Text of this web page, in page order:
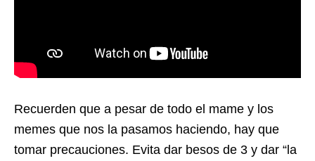
Recuerden que a pesar de todo el mame y los
memes que nos la pasamos haciendo, hay que
tomar precauciones. Evita dar besos de 3 y dar “la